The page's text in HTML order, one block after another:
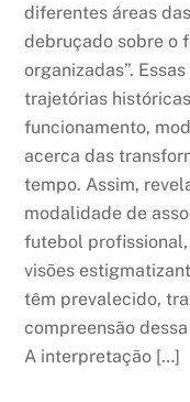
diferentes áreas
debruçado sobre o
organizadas”.
trajetórias
funcionamento,
acerca das
tempo. Assim,
modalidade de
futebol
visões
têm prevalecido,
compreensão
A interpretação […]